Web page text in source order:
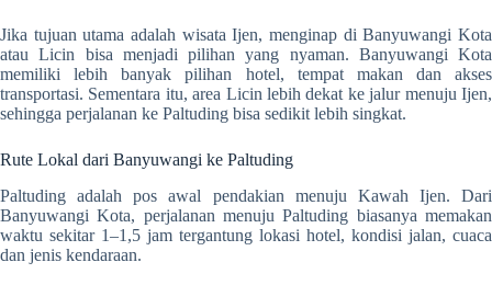
Jika tujuan utama adalah wisata Ijen, menginap di Banyuwangi Kota
atau Licin bisa menjadi pilihan yang nyaman. Banyuwangi Kota
memiliki lebih banyak pilihan hotel, tempat makan dan akses
transportasi. Sementara itu, area Licin lebih dekat ke jalur menuju Ijen,
sehingga perjalanan ke Paltuding bisa sedikit lebih singkat.
Rute Lokal dari Banyuwangi ke Paltuding
Paltuding adalah pos awal pendakian menuju Kawah Ijen. Dari
Banyuwangi Kota, perjalanan menuju Paltuding biasanya memakan
waktu sekitar 1–1,5 jam tergantung lokasi hotel, kondisi jalan, cuaca
dan jenis kendaraan.